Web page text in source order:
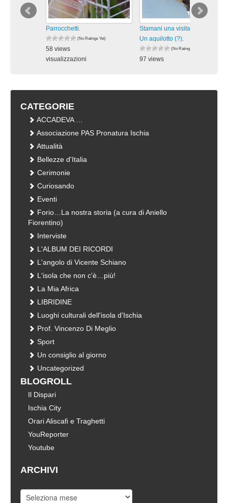
Parrocchetti.
(No Ratings Yet)
58 views
visualizzazioni
Stamani una visita inaspettata:
Un aquilotto (?).
(No Ratings Yet)
97 views
CATEGORIE
ACCADEVA …
Associazione PAS Pronatura Ischia
Attualità
Bellezze d'Italia
Cerimonie
Curiosando
Eventi
Forio…La nostra storia (a cura di Aniello
Fiorentino)
Interviste
L'ALBUM DEI RICORDI
L'angolo di Vicente Schiano
L'isola che non c'è…più!
La Mia Africa
LIBRIDINE
Luoghi culturali dell'isola d'Ischia
Prof. Vincenzo Di Meglio
Sport
Un consiglio al giorno
Uncategorized
BLOGROLL
Il Dispari
Ischia City
Orari Aliscafi e Traghetti
YouReporter
Youtube
ARCHIVI